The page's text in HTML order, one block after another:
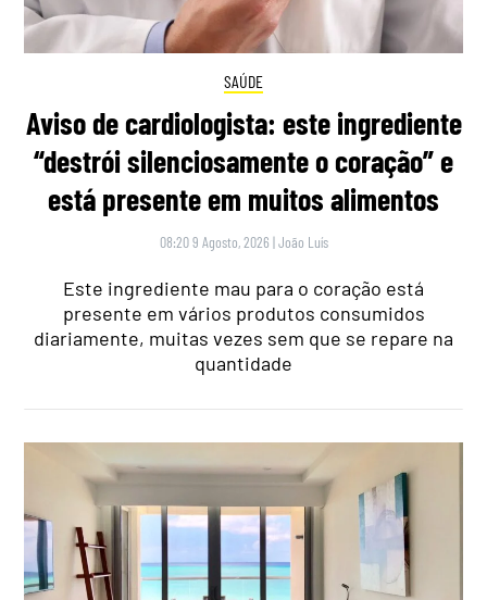
SAÚDE
Aviso de cardiologista: este ingrediente
“destrói silenciosamente o coração” e
está presente em muitos alimentos
08:20 9 Agosto, 2026 |João Luís
Este ingrediente mau para o coração está
presente em vários produtos consumidos
diariamente, muitas vezes sem que se repare na
quantidade